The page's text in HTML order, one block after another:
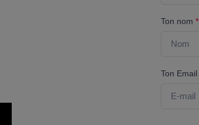
Ton nom *
Ton Email